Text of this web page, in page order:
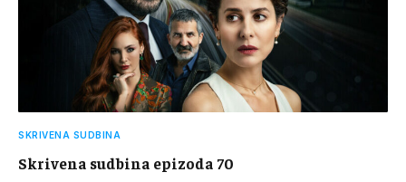
SKRIVENA SUDBINA
Skrivena sudbina epizoda 70